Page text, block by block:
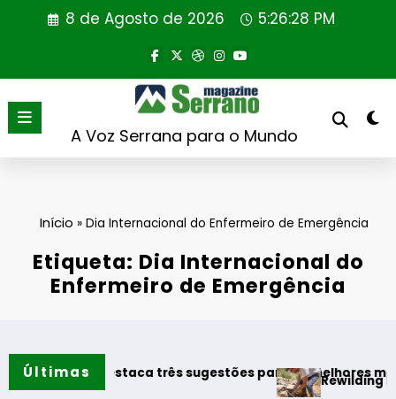
8 de Agosto de 2026 5:26:28 PM
A Voz Serrana para o Mundo
Início » Dia Internacional do Enfermeiro de Emergência
Etiqueta: Dia Internacional do
Enfermeiro de Emergência
Últimas
destaca três sugestões para os melhores momentos
Rewilding Portugal